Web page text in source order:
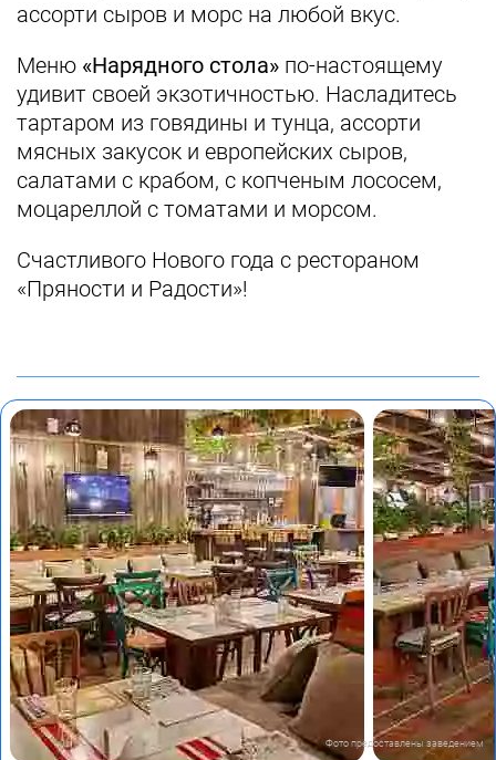
ассорти сыров и морс на любой вкус.
Меню «Нарядного стола» по-настоящему
удивит своей экзотичностью. Насладитесь
тартаром из говядины и тунца, ассорти
мясных закусок и европейских сыров,
салатами с крабом, с копченым лососем,
моцареллой с томатами и морсом.
Счастливого Нового года с рестораном
«Пряности и Радости»!
Фото предоставлены заведением